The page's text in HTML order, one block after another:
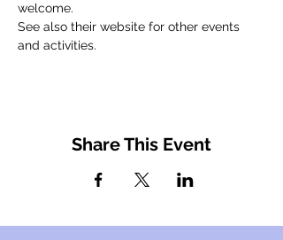
welcome.
See also their website for other events
and activities.
Share This Event